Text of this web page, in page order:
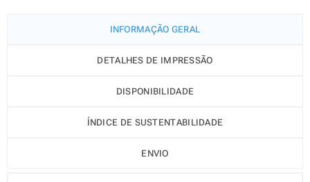
INFORMAÇÃO GERAL
DETALHES DE IMPRESSÃO
DISPONIBILIDADE
ÍNDICE DE SUSTENTABILIDADE
ENVIO